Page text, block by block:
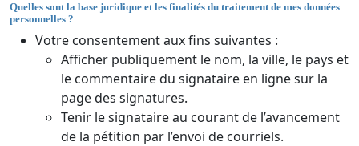
Quelles sont la base juridique et les finalités du traitement de mes données
personnelles ?
Votre consentement aux fins suivantes :
Afficher publiquement le nom, la ville, le pays et
le commentaire du signataire en ligne sur la
page des signatures.
Tenir le signataire au courant de l’avancement
de la pétition par l’envoi de courriels.